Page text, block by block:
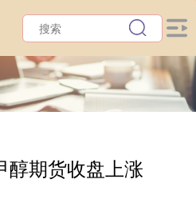
醇期货收盘上涨